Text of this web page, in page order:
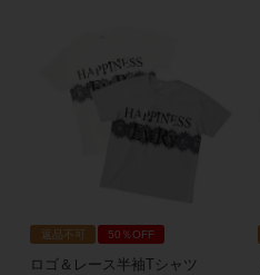
返品不可 50％OFF
ロゴ＆レース半袖Tシャツ